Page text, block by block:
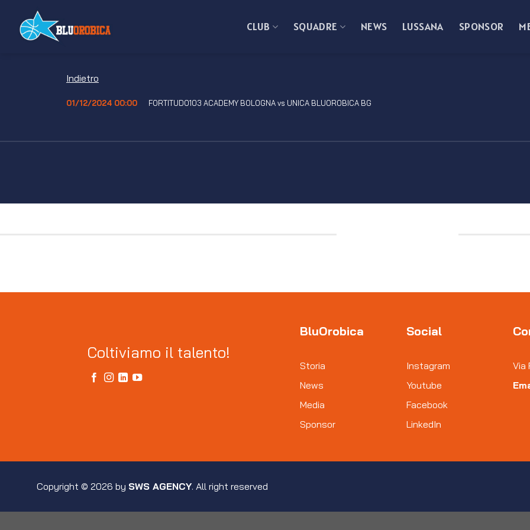
contenuti
CLUB SQUADRE NEWS LUSSANA SPONSOR
Indietro
01/12/2024 00:00 FORTITUDO103 ACADEMY BOLOGNA vs UNICA BLUOROBICA BG
Coltiviamo il talento!
BluOrobica
Storia
News
Media
Sponsor
Social
Instagram
Youtube
Facebook
LinkedIn
Via
Copyright © 2026 by SWS AGENCY. All right reserved